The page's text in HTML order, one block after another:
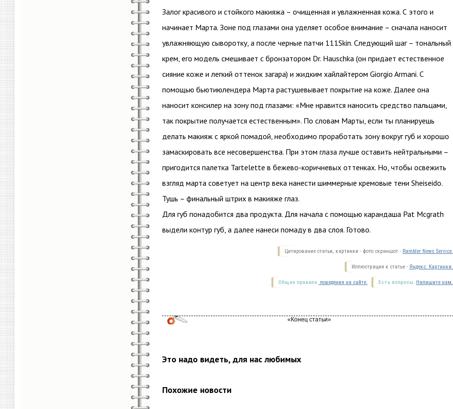
Залог красивого и стойкого макияжа – очищенная и увлажненная кожа. С этого и
начинает Марта. Зоне под глазами она уделяет особое внимание – сначала наносит
увлажняющую сыворотку, а после черные патчи 111Skin. Следующий шаг – тональный
крем, его модель смешивает с бронзатором Dr. Hauschka (он придает естественное
сияние коже и легкий оттенок загара) и жидким хайлайтером Giorgio Armani. С
помощью бьютиюлендера Марта растушевывает покрытие на коже. Далее она
наносит консилер на зону под глазами: «Мне нравится наносить средство пальцами,
так покрытие получается естественным». По словам Марты, если ты планируешь
делать макияж с яркой помадой, необходимо проработать зону вокруг губ и хорошо
замаскировать все несовершенства. При этом глаза лучше оставить нейтральными –
пригодится палетка Tartelette в бежево-коричневых оттенках. Но, чтобы освежить
взгляд марта советует на центр века нанести шиммерные кремовые тени Sheiseido.
Тушь – финальный штрих в макияже глаз.
Для губ понадобится два продукта. Для начала с помощью карандаша Pat Mcgrath
выдели контур губ, а далее нанеси помаду в два слоя. Готово.
Цитирование статьи, картинки - фото скриншот - Rambler News Service.
Иллюстрация к статье - Яндекс. Картинки.
Есть вопросы. Напишите нам.
Общие правила поведения на сайте.
Это надо видеть, для нас любимых
Похожие новости